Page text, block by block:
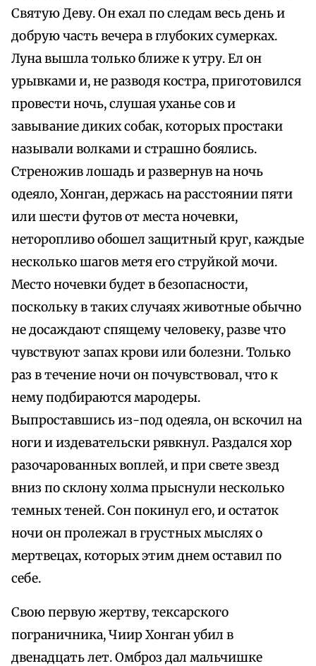
Святую Деву. Он ехал по следам весь день и
добрую часть вечера в глубоких сумерках.
Луна вышла только ближе к утру. Ел он
урывками и, не разводя костра, приготовился
провести ночь, слушая уханье сов и
завывание диких собак, которых простаки
называли волками и страшно боялись.
Стреножив лошадь и развернув на ночь
одеяло, Хонган, держась на расстоянии пяти
или шести футов от места ночевки,
неторопливо обошел защитный круг, каждые
несколько шагов метя его струйкой мочи.
Место ночевки будет в безопасности,
поскольку в таких случаях животные обычно
не досаждают спящему человеку, разве что
чувствуют запах крови или болезни. Только
раз в течение ночи он почувствовал, что к
нему подбираются мародеры.
Выпроставшись из-под одеяла, он вскочил на
ноги и издевательски рявкнул. Раздался хор
разочарованных воплей, и при свете звезд
вниз по склону холма прыснули несколько
темных теней. Сон покинул его, и остаток
ночи он пролежал в грустных мыслях о
мертвецах, которых этим днем оставил по
себе.
Свою первую жертву, тексарского
пограничника, Чиир Хонган убил в
двенадцать лет. Омброз дал мальчишке